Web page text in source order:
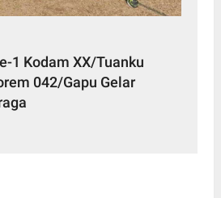
1 Kodam XX/Tuanku
042/Gapu Gelar